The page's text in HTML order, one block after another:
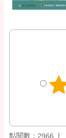
點閱數： 2966